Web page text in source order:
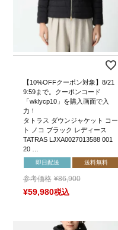
【10%OFFクーポン対象】8/21
9:59まで。クーポンコード
「wklycp10」を購入画面で入
力！
タトラス ダウンジャケット コー
ト ノコ ブラック レディース
TATRAS LJXA0027013588 001
20 …
即日配送 送料無料
参考価格 ¥86,900
¥59,980税込